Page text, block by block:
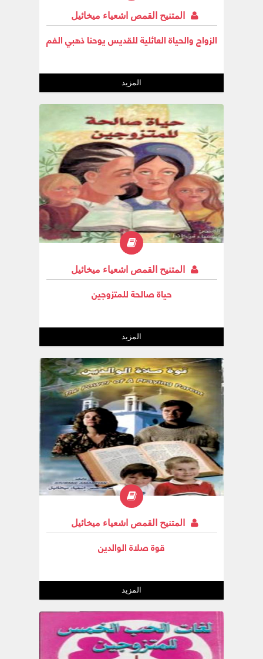
المتنيح القمص اشعياء ميخائيل
الزواج والحياة العائلية للقديس يوحنا ذهبي الفم
المزيد
المتنيح القمص اشعياء ميخائيل
حياة صالحة للمتزوجين
المزيد
المتنيح القمص اشعياء ميخائيل
قوة صلاة الوالدين
المزيد